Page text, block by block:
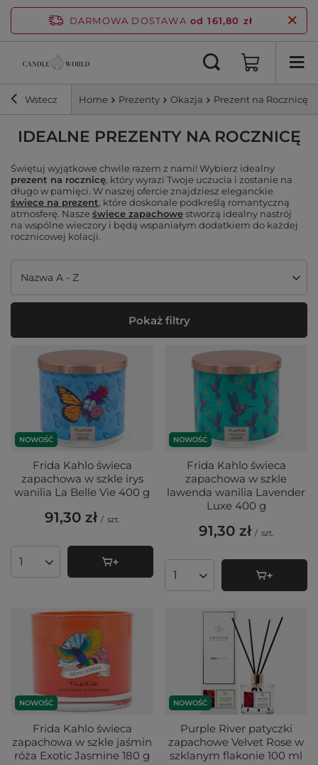
DARMOWA DOSTAWA od 161,80 zł
Wstecz Home Prezenty Okazja Prezent na Rocznicę
IDEALNE PREZENTY NA ROCZNICĘ
Świętuj wyjątkowe chwile razem z nami! Wybierz idealny
prezent na rocznicę, który wyrazi Twoje uczucia i zostanie na
długo w pamięci. W naszej ofercie znajdziesz eleganckie
świece na prezent, które doskonale podkreślą romantyczną
atmosferę. Nasze świece zapachowestworzą idealny nastrój
na wspólne wieczory i będą wspaniałym dodatkiem do każdej
rocznicowej kolacji.
Zmień sortowanie
Nazwa A - Z
Pokaż filtry
NOWOŚĆ
Frida Kahlo świeca
zapachowa w szkle irys
wanilia La Belle Vie 400 g
91,30 zł / szt.
Ilość produktów
NOWOŚĆ
Frida Kahlo świeca
zapachowa w szkle
lawenda wanilia Lavender
Luxe 400 g
91,30 zł / szt.
Ilość produktów
NOWOŚĆ
Frida Kahlo świeca
zapachowa w szkle jaśmin
róża Exotic Jasmine 180 g
NOWOŚĆ
Purple River patyczki
zapachowe Velvet Rose w
szklanym flakonie 100 ml